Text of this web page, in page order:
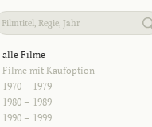
alle Filme
Filme mit Kaufoption
1970 – 1979
1980 – 1989
1990 – 1999